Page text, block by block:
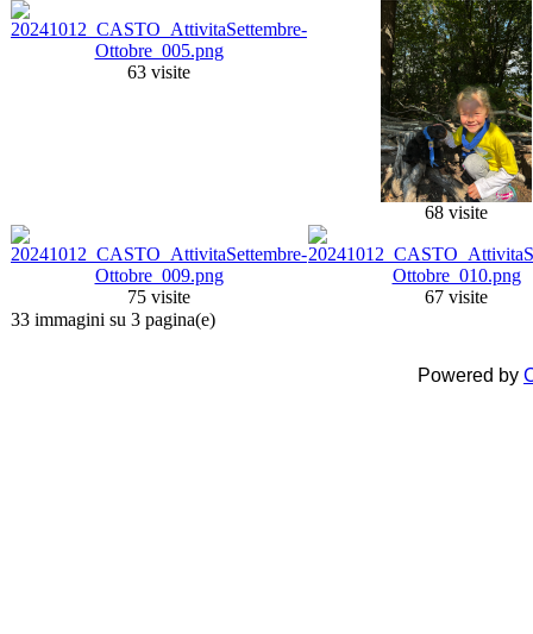
63 visite
68 visite
75 visite
67 visite
33 immagini su 3 pagina(e)
Powered by